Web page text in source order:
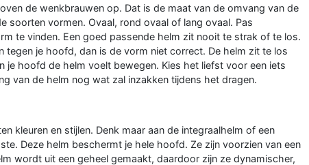
de wenkbrauwen op. Dat is de maat van de omvang van de
soorten vormen. Ovaal, rond ovaal of lang ovaal. Pas
te vinden. Een goed passende helm zit nooit te strak of te los.
tegen je hoofd, dan is de vorm niet correct. De helm zit te los
je hoofd de helm voelt bewegen. Kies het liefst voor een iets
van de helm nog wat zal inzakken tijdens het dragen.
kleuren en stijlen. Denk maar aan de integraalhelm of een
Deze helm beschermt je hele hoofd. Ze zijn voorzien van een
wordt uit een geheel gemaakt, daardoor zijn ze dynamischer,